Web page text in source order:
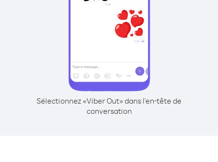
Sélectionnez «Viber Out» dans l'en-tête de
conversation